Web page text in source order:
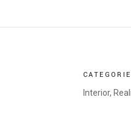
Interior,